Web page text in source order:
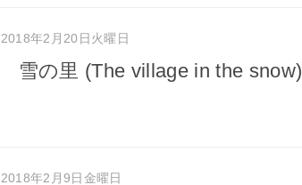
2018年2月20日火曜日
雪の里 (The village in the snow)
2018年2月9日金曜日